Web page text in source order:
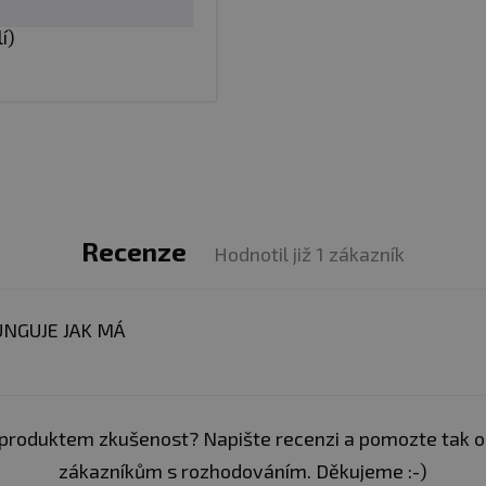
těhotné a kojící ženy. Skladujte v suchu a při teplotě do
Recenze Hodnotil již 1 zákazník
JAK MÁ
zkušenost? Napište recenzi a pomozte tak
zákazníkům s rozhodováním. Děkujeme :-)